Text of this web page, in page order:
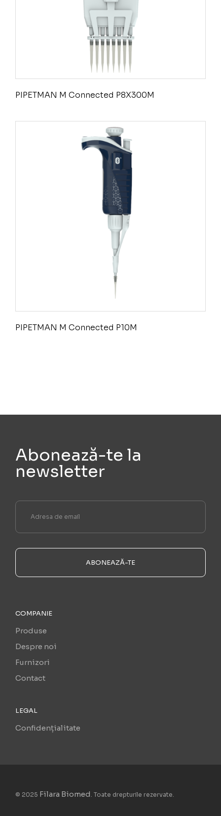
PIPETMAN M Connected P8X300M
PIPETMAN M Connected P10M
Abonează-te la
newsletter
ABONEAZĂ-TE
COMPANIE
Produse
Despre noi
Furnizori
Contact
LEGAL
Confidențialitate
© 2025 Filara Biomed . Toate drepturile rezervate.